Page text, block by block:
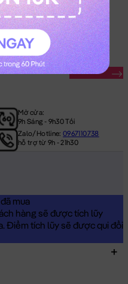
Săn Ngay
Mở cửa:
9h Sáng - 9h30 Tối
Zalo/Hotline:0967110738
hỗ trợ từ 9h - 21h30
mua
hàng sẽ được tích lũy
Điểm tích lũy sẽ được qui đổi